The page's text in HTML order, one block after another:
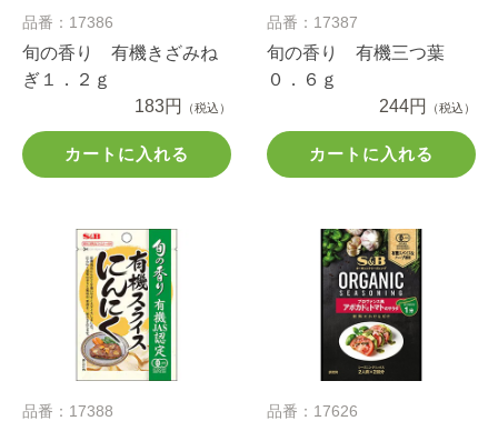
品番：17386
旬の香り 有機きざみね
ぎ１．２ｇ
183円
（税込）
カートに入れる
品番：17387
旬の香り 有機三つ葉
０．６ｇ
244円
（税込）
カートに入れる
品番：17388 品番：17626